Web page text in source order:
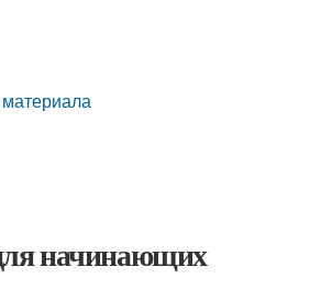
начинающих